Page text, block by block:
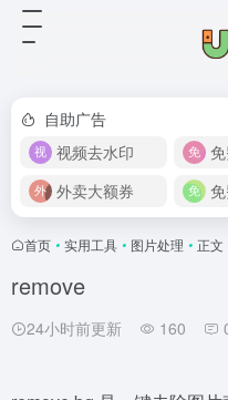
自助广告
视频去水印
外卖大额券
首页 • 实用工具 • 图片处理 • 正文
remove
24小时前更新 160